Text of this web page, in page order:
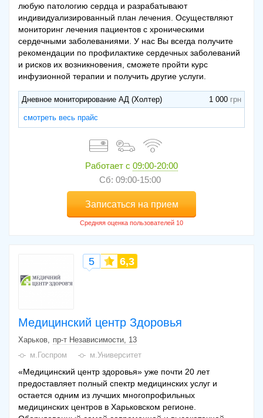
любую патологию сердца и разрабатывают
индивидуализированный план лечения. Осуществляют
мониторинг лечения пациентов с хроническими
сердечными заболеваниями. У нас Вы всегда получите
рекомендации по профилактике сердечных заболеваний
и рисков их возникновения, сможете пройти курс
инфузионной терапии и получить другие услуги.
Дневное мониторирование АД (Холтер) 1 000
смотреть весь прайс
Работает с 09:00-20:00
Сб: 09:00-15:00
Записаться на прием
Медицинский центр Здоровья
5 6,3
Харьков
пр-т Независимости, 13
м.Госпром
м.Университет
«Медицинский центр здоровья» уже почти 20 лет
предоставляет полный спектр медицинских услуг и
остается одним из лучших многопрофильных
медицинских центров в Харьковском регионе.